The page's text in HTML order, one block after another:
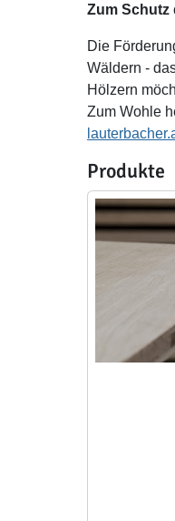
Zum Schutz
Die
Wäldern -
Hölzern
Zum Wohle
Produkte